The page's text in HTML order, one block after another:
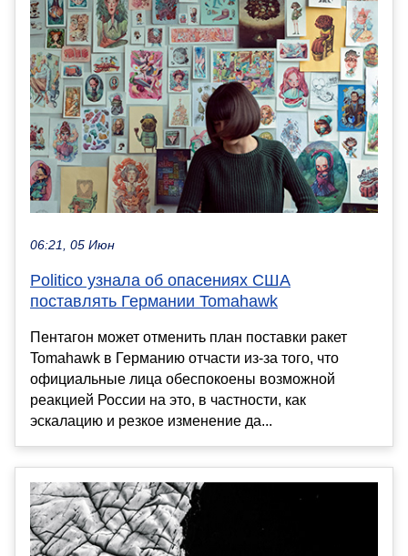
06:21, 05 Июн
Politico узнала об опасениях США
поставлять Германии Tomahawk
Пентагон может отменить план поставки ракет
Tomahawk в Германию отчасти из-за того, что
официальные лица обеспокоены возможной
реакцией России на это, в частности, как
эскалацию и резкое изменение да...